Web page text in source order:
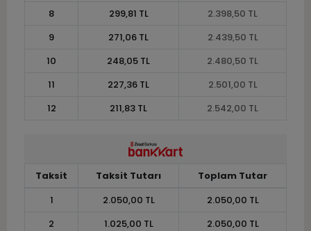
8
299,81 TL
2.398,50 TL
9
271,06 TL
2.439,50 TL
10
248,05 TL
2.480,50 TL
11
227,36 TL
2.501,00 TL
12
211,83 TL 2.542,00 TL
Taksit Taksit Tutarı
Toplam Tutar
1
2.050,00 TL
2.050,00 TL
2
1.025,00 TL
2.050,00 TL